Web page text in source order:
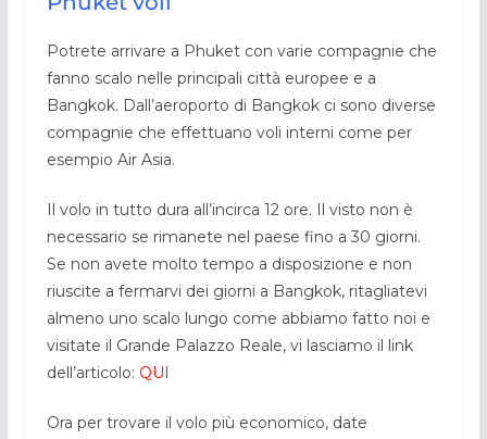
Potrete arrivare a Phuket con varie compagnie che
fanno scalo nelle principali città europee e a
Bangkok. Dall’aeroporto di Bangkok ci sono diverse
compagnie che effettuano voli interni come per
esempio Air Asia.
Il volo in tutto dura all’incirca 12 ore. Il visto non è
necessario se rimanete nel paese fino a 30 giorni.
Se non avete molto tempo a disposizione e non
riuscite a fermarvi dei giorni a Bangkok, ritagliatevi
almeno uno scalo lungo come abbiamo fatto noi e
visitate il Grande Palazzo Reale, vi lasciamo il link
dell’articolo: QUI
Ora per trovare il volo più economico, date